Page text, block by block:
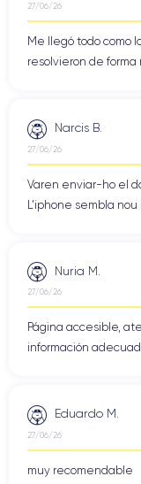
27/06/26
Me llegó todo como
resolvieron de forma
Narcis B.
27/06/26
Varen enviar-ho el
L'iphone sembla nou
Nuria M.
27/06/26
Página accesible,
información
Eduardo M.
27/06/26
muy recomendable